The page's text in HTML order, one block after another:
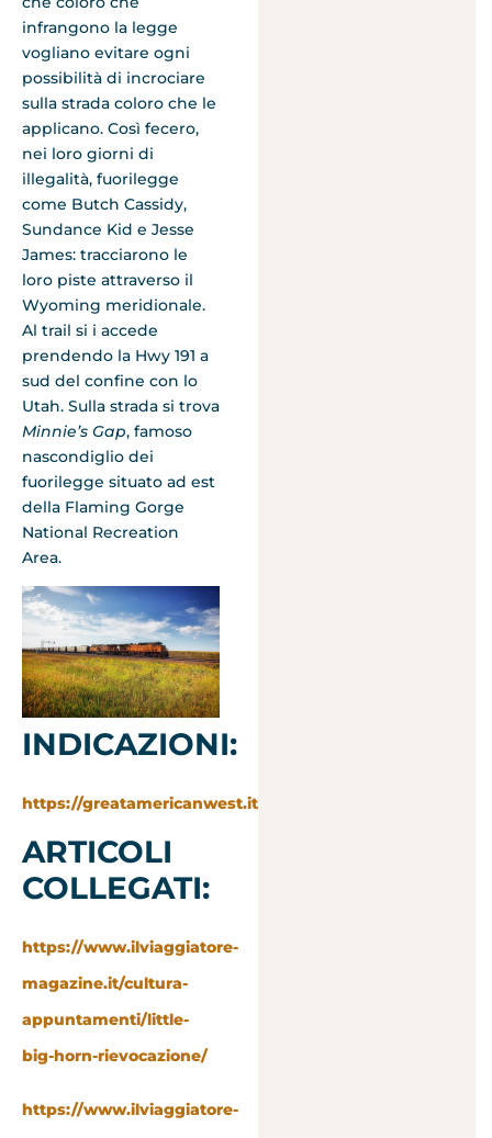
infrangono la legge
vogliano evitare ogni
possibilità di incrociare
sulla strada coloro che le
applicano. Così fecero,
nei loro giorni di
illegalità, fuorilegge
come Butch Cassidy,
Sundance Kid e Jesse
James: tracciarono le
loro piste attraverso il
Wyoming meridionale.
Al trail si i accede
prendendo la Hwy 191 a
sud del confine con lo
Utah. Sulla strada si trova
Minnie’s Gap, famoso
nascondiglio dei
fuorilegge situato ad est
della Flaming Gorge
National Recreation
Area.
INDICAZIONI:
https://greatamericanwest.it/wyoming/
ARTICOLI
COLLEGATI:
https://www.ilviaggiatore-
magazine.it/cultura-
appuntamenti/little-
big-horn-rievocazione/
https://www.ilviaggiatore-